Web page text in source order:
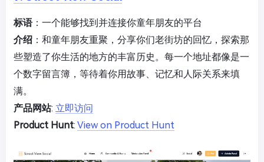
标语：一个能够找到并连接你童年朋友的平台
介绍 ：和童年朋友重聚，分享你们老街坊的回忆，探索那
些塑造了你生活的地方的丰富历史。每一个地址都像是一
个数字留言簿，等待着你用故事、记忆和人际关系来填
满。
产品网站: 立即访问
Product Hunt: View on Product Hunt